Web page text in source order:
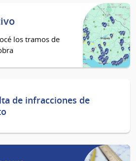
los tramos de
de infracciones de